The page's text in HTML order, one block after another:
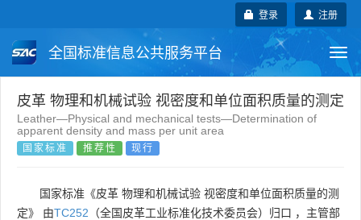
注册
登录
全国标准信息公共服务平台
国家标准 行业标准 地方标准
团体标准 企业标准
皮革 物理和机械试验 视密度和单位面积质量的测定
Leather—Physical and mechanical tests—Determination of
apparent density and mass per unit area
国家标准 推荐性 现行
国家标准《皮革 物理和机械试验 视密度和单位面积质量的测
定》 由TC252 （全国皮革工业标准化技术委员会）归口 ，主管部